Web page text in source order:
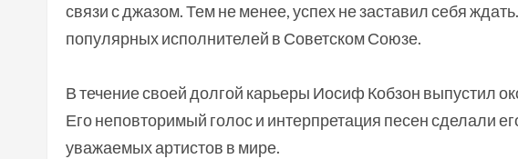
связи с джазом. Тем не менее, успех не заставил себя
популярных исполнителей в Советском Союзе.
В течение своей долгой карьеры Иосиф Кобзон выпустил
Его неповторимый голос и интерпретация песен сделали
уважаемых артистов в мире.